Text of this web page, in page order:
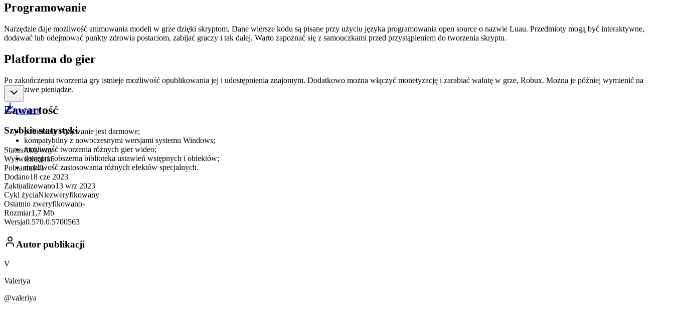
Programowanie
Narzędzie daje możliwość animowania modeli w grze dzięki skryptom. Dane wiersze kodu są pisane przy użyciu języka programowania open source o nazwie Luau. Przedmioty mogą być interaktywne,
dodawać lub odejmować punkty zdrowia postaciom, zabijać graczy i tak dalej. Warto zapoznać się z samouczkami przed przystąpieniem do tworzenia skryptu.
Platforma do gier
Po zakończeniu tworzenia gry istnieje możliwość opublikowania jej i udostępnienia znajomym. Dodatkowo można włączyć monetyzację i zarabiać walutę w grze, Robux. Można je później wymienić na
prawdziwe pieniądze.
Zawartość
pobieranie i używanie jest darmowe;
kompatybilny z nowoczesnymi wersjami systemu Windows;
możliwość tworzenia różnych gier wideo;
dostępna obszerna biblioteka ustawień wstępnych i obiektów;
możliwość zastosowania różnych efektów specjalnych.
pobierz
Szybkie statystyki
StatusAktywny
Wyświetlenia15
Pobrania141
Dodano18 cze 2023
Zaktualizowano13 wrz 2023
Cykl życiaNiezweryfikowany
Ostatnio zweryfikowano-
Rozmiar1,7 Mb
Wersja0.570.0.5700563
Autor publikacji
V
Valeriya
@valeriya